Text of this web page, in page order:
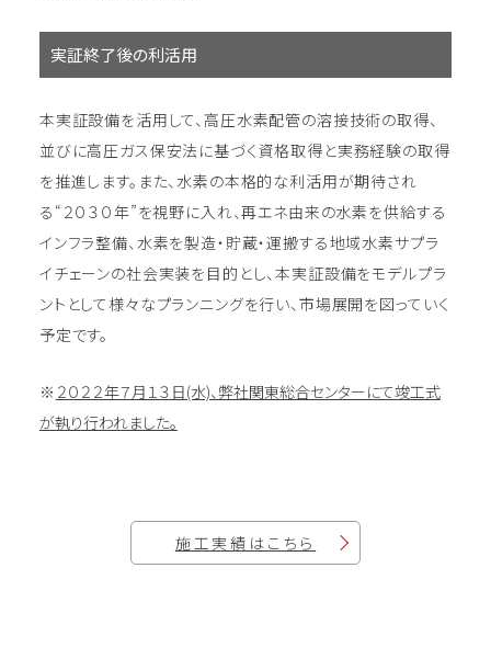
実証終了後の利活用
本実証設備を活用して、高圧水素配管の溶接技術の取得、
並びに高圧ガス保安法に基づく資格取得と実務経験の取得
を推進します。また、水素の本格的な利活用が期待され
る“２０３０年”を視野に入れ、再エネ由来の水素を供給する
インフラ整備、水素を製造・貯蔵・運搬する地域水素サプラ
イチェーンの社会実装を目的とし、本実証設備をモデルプラ
ントとして様々なプランニングを行い、市場展開を図っていく
予定です。
※ ２０２２年７月１３日(水)、弊社関東総合センターにて竣工式
が執り行われました。
施工実績はこちら